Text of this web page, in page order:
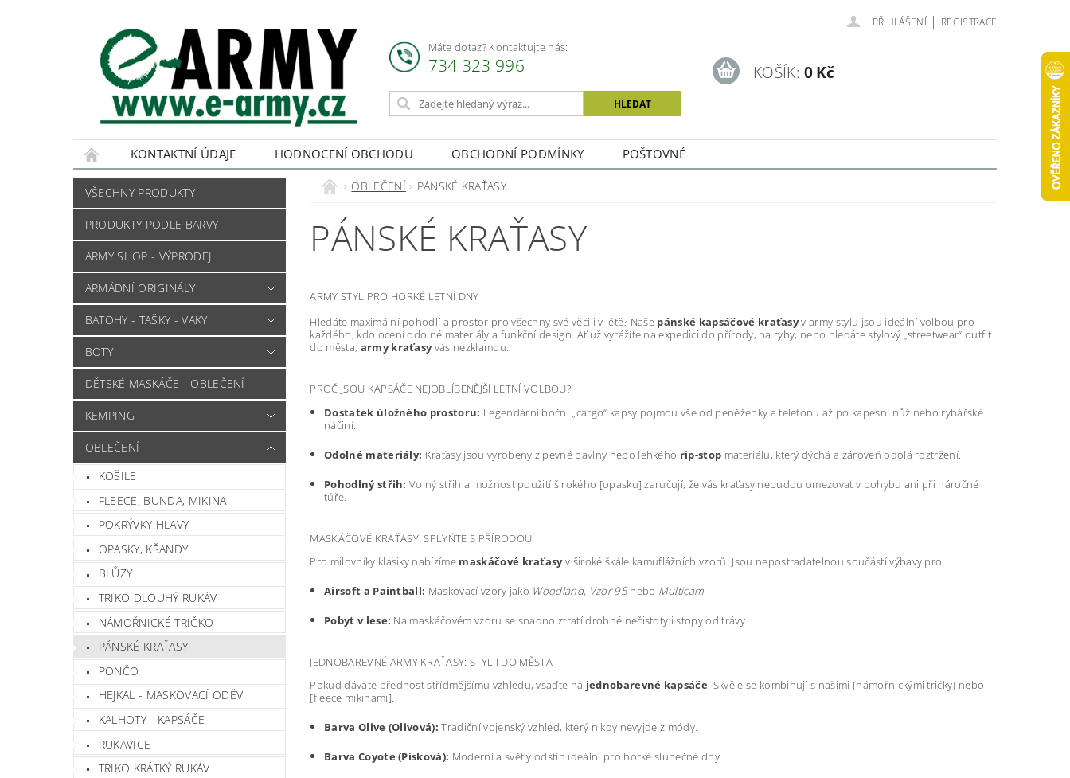
Máte dotaz? Kontaktujte nás:
734 323 996
PŘIHLÁŠENÍ | REGISTRACE
KOŠÍK: 0 Kč
KONTAKTNÍ ÚDAJE HODNOCENÍ OBCHODU OBCHODNÍ PODMÍNKY POŠTOVNÉ
VŠECHNY PRODUKTY
PRODUKTY PODLE BARVY
ARMY SHOP - VÝPRODEJ
ARMÁDNÍ ORIGINÁLY
BATOHY - TAŠKY - VAKY
BOTY
DĚTSKÉ MASKÁČE - OBLEČENÍ
KEMPING
OBLEČENÍ
KOŠILE
FLEECE, BUNDA, MIKINA
POKRÝVKY HLAVY
OPASKY, KŠANDY
BLŮZY
TRIKO DLOUHÝ RUKÁV
NÁMOŘNICKÉ TRIČKO
PÁNSKÉ KRAŤASY
PONČO
HEJKAL - MASKOVACÍ ODĚV
KALHOTY - KAPSÁČE
RUKAVICE
TRIKO KRÁTKÝ RUKÁV
OBLEČENÍ PÁNSKÉ KRAŤASY
PÁNSKÉ KRAŤASY
ARMY STYL PRO HORKÉ LETNÍ DNY
Hledáte maximální pohodlí a prostor pro všechny své věci i v létě? Naše pánské kapsáčové kraťasyv army stylu jsou ideální volbou pro
každého, kdo ocení odolné materiály a funkční design. Ať už vyrážíte na expedici do přírody, na ryby, nebo hledáte stylový „streetwear“ outfit
do města, army kraťasyvás nezklamou.
PROČ JSOU KAPSÁČE NEJOBLÍBENĚJŠÍ LETNÍ VOLBOU?
Dostatek úložného prostoru: Legendární boční „cargo“ kapsy pojmou vše od peněženky a telefonu až po kapesní nůž nebo rybářské
náčiní.
Odolné materiály: Kraťasy jsou vyrobeny z pevné bavlny nebo lehkého rip-stop materiálu, který dýchá a zároveň odolá roztržení.
Pohodlný střih: Volný střih a možnost použití širokého [opasku] zaručují, že vás kraťasy nebudou omezovat v pohybu ani při náročné
túře.
MASKÁČOVÉ KRAŤASY: SPLYŇTE S PŘÍRODOU
Pro milovníky klasiky nabízíme maskáčové kraťasyv široké škále kamuflážních vzorů. Jsou nepostradatelnou součástí výbavy pro:
Airsoft a Paintball: Maskovací vzory jako Woodland, Vzor 95nebo Multicam.
Pobyt v lese: Na maskáčovém vzoru se snadno ztratí drobné nečistoty i stopy od trávy.
JEDNOBAREVNÉ ARMY KRAŤASY: STYL I DO MĚSTA
Pokud dáváte přednost střídmějšímu vzhledu, vsaďte na jednobarevné kapsáče. Skvěle se kombinují s našimi [námořnickými tričky] nebo
[fleece mikinami].
Barva Olive (Olivová): Tradiční vojenský vzhled, který nikdy nevyjde z módy.
Barva Coyote (Písková): Moderní a světlý odstín ideální pro horké slunečné dny.